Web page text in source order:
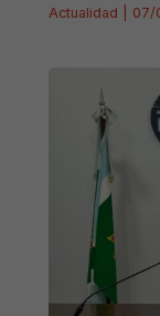
Actualidad 07/